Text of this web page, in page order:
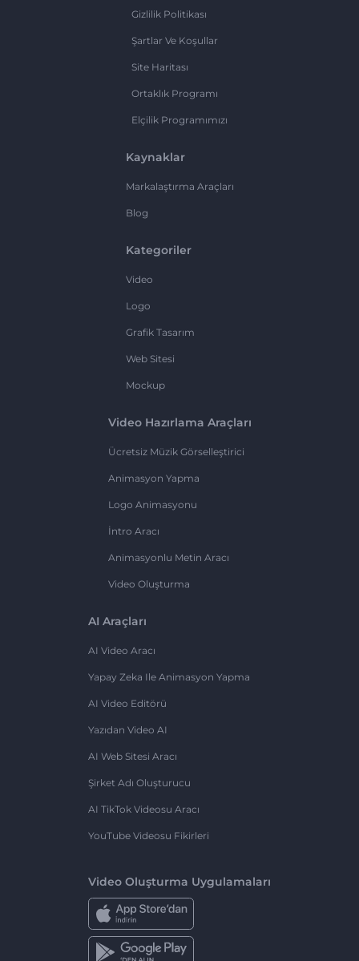
Gizlilik Politikası
Şartlar Ve Koşullar
Site Haritası
Ortaklık Programı
Elçilik Programımızı
Kaynaklar
Markalaştırma Araçları
Blog
Kategoriler
Video
Logo
Grafik Tasarım
Web Sitesi
Mockup
Video Hazırlama Araçları
Ücretsiz Müzik Görselleştirici
Animasyon Yapma
Logo Animasyonu
İntro Aracı
Animasyonlu Metin Aracı
Video Oluşturma
AI Araçları
AI Video Aracı
Yapay Zeka Ile Animasyon Yapma
AI Video Editörü
Yazıdan Video AI
AI Web Sitesi Aracı
Şirket Adı Oluşturucu
AI TikTok Videosu Aracı
YouTube Videosu Fikirleri
Video Oluşturma Uygulamaları